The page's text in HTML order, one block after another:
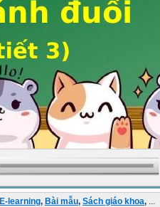
E-learning, Bài mẫu, Sách giáo khoa, ...